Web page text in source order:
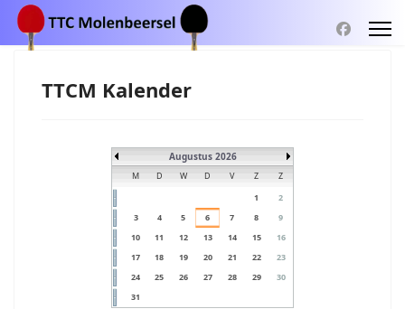
TTCM Kalender
Augustus 2026
M D W D V Z
Z
1
2
3
4 5 6 7 8
9
10
11 12 13 14 15
16
17
18 19 20 21 22
23
24
25 26 27 28 29
30
31